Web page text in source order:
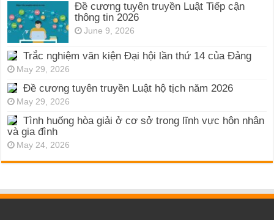
Đề cương tuyên truyền Luật Tiếp cận
thông tin 2026
June 9, 2026
Trắc nghiệm văn kiện Đại hội lần thứ 14 của Đảng
May 29, 2026
Đề cương tuyên truyền Luật hộ tịch năm 2026
May 29, 2026
Tình huống hòa giải ở cơ sở trong lĩnh vực hôn nhân
và gia đình
May 24, 2026